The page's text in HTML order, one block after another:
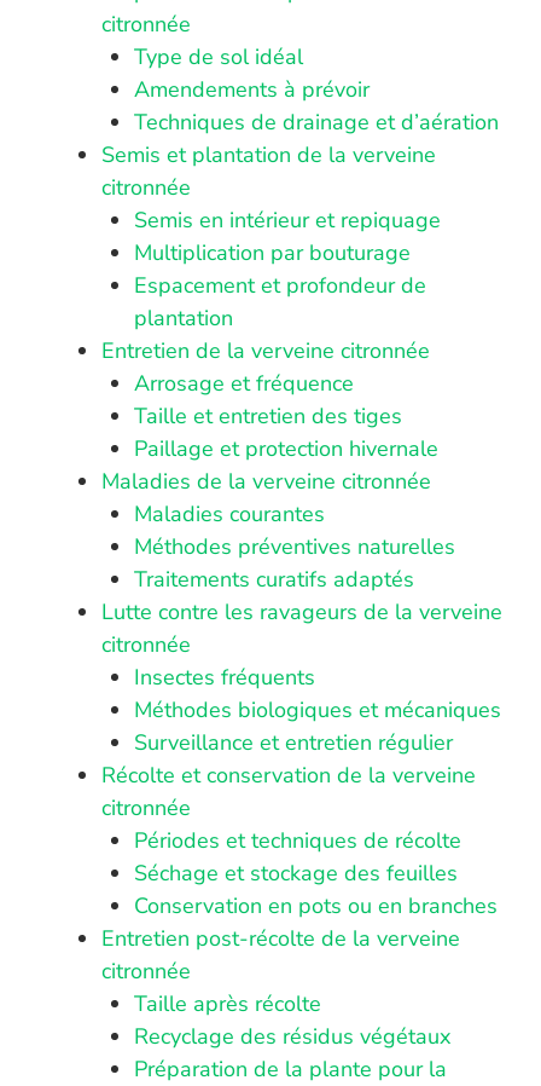
citronnée
Type de sol idéal
Amendements à prévoir
Techniques de drainage et d’aération
Semis et plantation de la verveine
citronnée
Semis en intérieur et repiquage
Multiplication par bouturage
Espacement et profondeur de
plantation
Entretien de la verveine citronnée
Arrosage et fréquence
Taille et entretien des tiges
Paillage et protection hivernale
Maladies de la verveine citronnée
Maladies courantes
Méthodes préventives naturelles
Traitements curatifs adaptés
Lutte contre les ravageurs de la verveine
citronnée
Insectes fréquents
Méthodes biologiques et mécaniques
Surveillance et entretien régulier
Récolte et conservation de la verveine
citronnée
Périodes et techniques de récolte
Séchage et stockage des feuilles
Conservation en pots ou en branches
Entretien post-récolte de la verveine
citronnée
Taille après récolte
Recyclage des résidus végétaux
Préparation de la plante pour la